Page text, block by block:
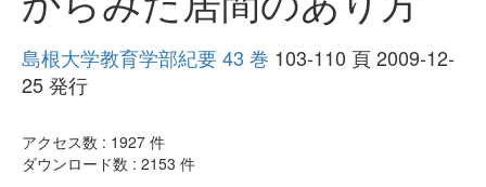
島根大学教育学部紀要 43 巻 103-110 頁 2009-12-
25 発行
アクセス数 : 1927 件
ダウンロード数 : 2153 件